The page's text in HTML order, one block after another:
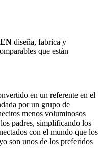
diseña, fabrica y
que están
en un referente en el
por un grupo de
menos voluminosos
padres, simplificando los
con el mundo que los
son unos de los preferidos